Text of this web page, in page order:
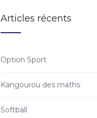
Articles récents
Option Sport
Kangourou des maths
Softball